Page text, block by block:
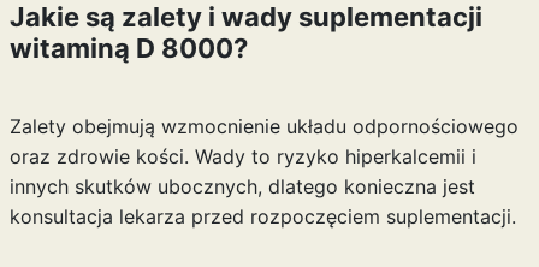
Jakie są zalety i wady suplementacji
witaminą D 8000?
Zalety obejmują wzmocnienie układu odpornościowego
oraz zdrowie kości. Wady to ryzyko hiperkalcemii i
innych skutków ubocznych, dlatego konieczna jest
konsultacja lekarza przed rozpoczęciem suplementacji.